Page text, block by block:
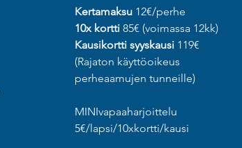
Kertamaksu 12€/perhe
10x kortti 85€ (voimassa 12kk)
Kausikortti syyskausi 119€
(Rajaton käyttöoikeus
perheaamujen tunneille)
MINIvapaaharjoittelu
5€/lapsi/10xkortti/kausi